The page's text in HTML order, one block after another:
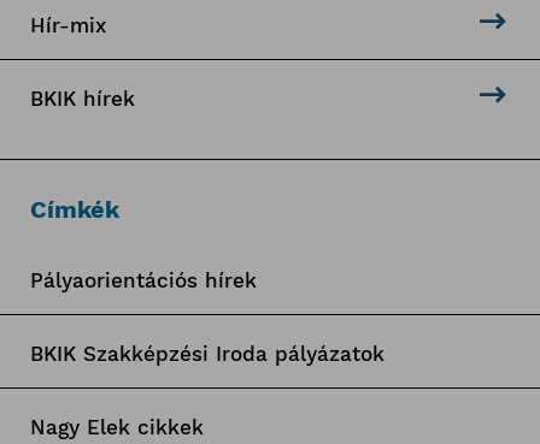
Hír-mix
BKIK hírek
Címkék
Pályaorientációs hírek
BKIK Szakképzési Iroda pályázatok
Nagy Elek cikkek